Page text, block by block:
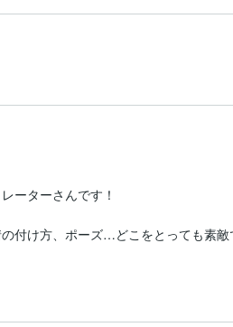
ーターさんです！
付け方、ポーズ…どこをとっても素